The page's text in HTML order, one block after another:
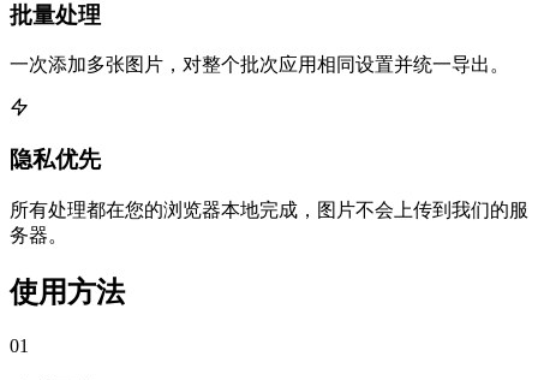
批量处理
一次添加多张图片，对整个批次应用相同设置并统一导出。
隐私优先
所有处理都在您的浏览器本地完成，图片不会上传到我们的服
务器。
使用方法
01